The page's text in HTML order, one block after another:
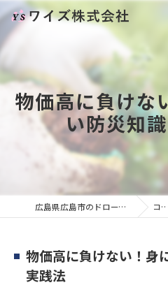
物価高に負けな
い防災知
広島県広島市のドローンならワイズ株式会社 コラム
物価高に負けない！身
実践法